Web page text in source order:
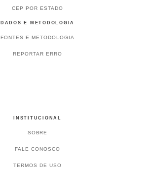
CEP POR ESTADO
DADOS E METODOLOGIA
FONTES E METODOLOGIA
REPORTAR ERRO
INSTITUCIONAL
SOBRE
FALE CONOSCO
TERMOS DE USO